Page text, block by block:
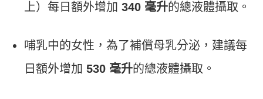
上）每日額外增加 340 毫升的總液體攝取。
哺乳中的女性，為了補償母乳分泌，建議每
日額外增加 530 毫升的總液體攝取。